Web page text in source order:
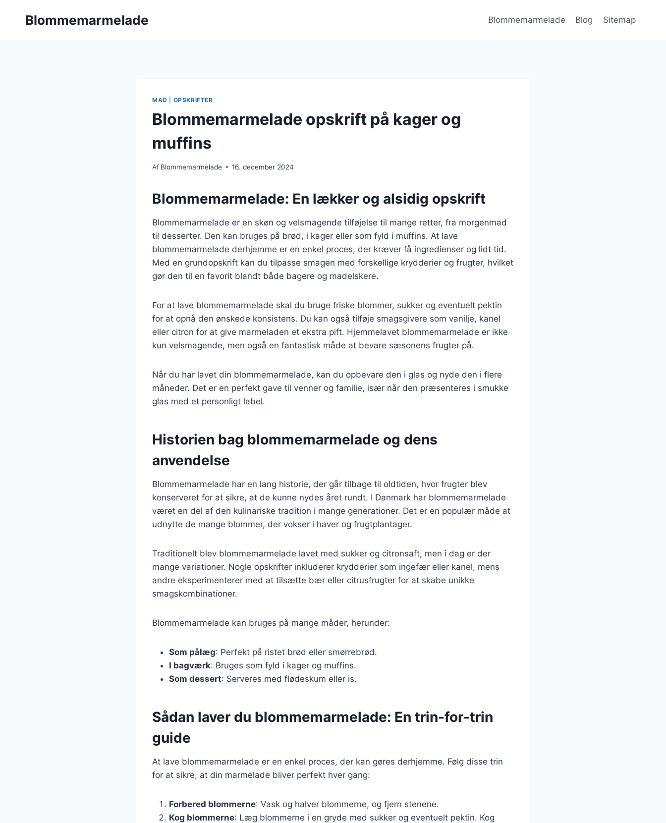
Blommemarmelade Blommemarmelade Blog Sitemap
MAD OPSKRIFTER
Blommemarmelade opskrift på kager og
muffins
Af Blommemarmelade 16. december 2024
Blommemarmelade: En lækker og alsidig opskrift
Blommemarmelade er en skøn og velsmagende tilføjelse til mange retter, fra morgenmad
til desserter. Den kan bruges på brød, i kager eller som fyld i muffins. At lave
blommemarmelade derhjemme er en enkel proces, der kræver få ingredienser og lidt tid.
Med en grundopskrift kan du tilpasse smagen med forskellige krydderier og frugter, hvilket
gør den til en favorit blandt både bagere og madelskere.
For at lave blommemarmelade skal du bruge friske blommer, sukker og eventuelt pektin
for at opnå den ønskede konsistens. Du kan også tilføje smagsgivere som vanilje, kanel
eller citron for at give marmeladen et ekstra pift. Hjemmelavet blommemarmelade er ikke
kun velsmagende, men også en fantastisk måde at bevare sæsonens frugter på.
Når du har lavet din blommemarmelade, kan du opbevare den i glas og nyde den i flere
måneder. Det er en perfekt gave til venner og familie, især når den præsenteres i smukke
glas med et personligt label.
Historien bag blommemarmelade og dens
anvendelse
Blommemarmelade har en lang historie, der går tilbage til oldtiden, hvor frugter blev
konserveret for at sikre, at de kunne nydes året rundt. I Danmark har blommemarmelade
været en del af den kulinariske tradition i mange generationer. Det er en populær måde at
udnytte de mange blommer, der vokser i haver og frugtplantager.
Traditionelt blev blommemarmelade lavet med sukker og citronsaft, men i dag er der
mange variationer. Nogle opskrifter inkluderer krydderier som ingefær eller kanel, mens
andre eksperimenterer med at tilsætte bær eller citrusfrugter for at skabe unikke
smagskombinationer.
Blommemarmelade kan bruges på mange måder, herunder:
Som pålæg: Perfekt på ristet brød eller smørrebrød.
I bagværk: Bruges som fyld i kager og muffins.
Som dessert: Serveres med flødeskum eller is.
Sådan laver du blommemarmelade: En trin-for-trin
guide
At lave blommemarmelade er en enkel proces, der kan gøres derhjemme. Følg disse trin
for at sikre, at din marmelade bliver perfekt hver gang:
Forbered blommerne: Vask og halver blommerne, og fjern stenene.
Kog blommerne: Læg blommerne i en gryde med sukker og eventuelt pektin. Kog